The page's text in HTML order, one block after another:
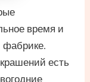
время и
фабрике.
есть